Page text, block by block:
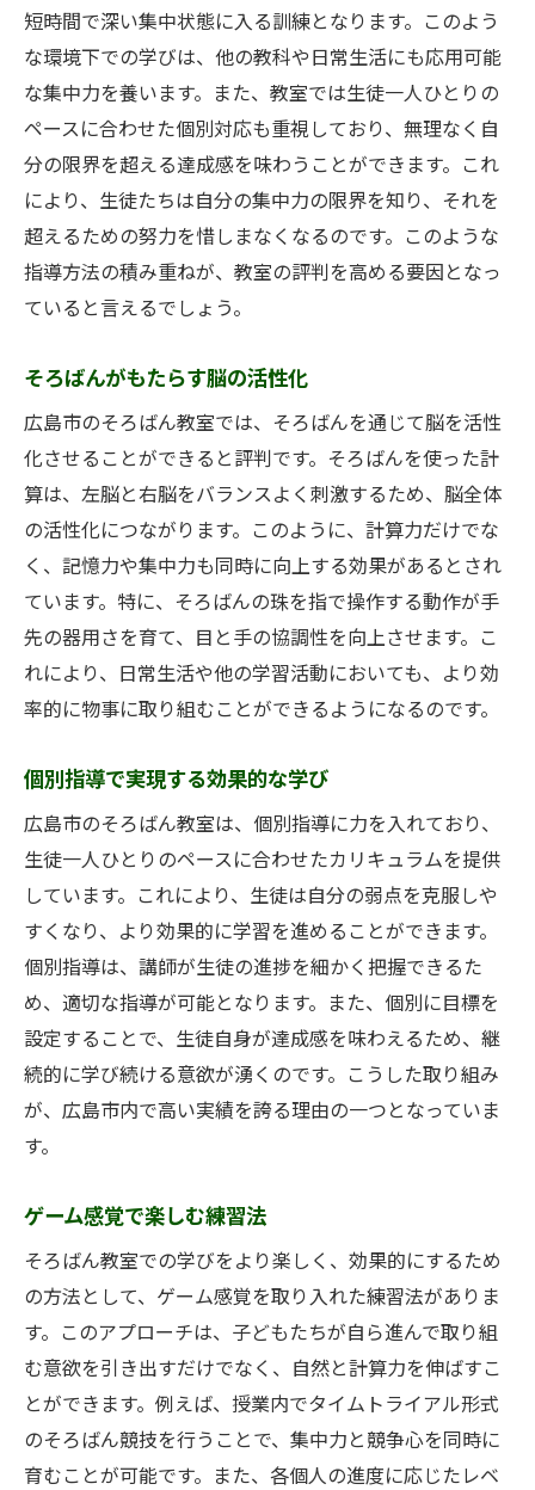
短時間で深い集中状態に入る訓練となります。このよう
な環境下での学びは、他の教科や日常生活にも応用可能
な集中力を養います。また、教室では生徒一人ひとりの
ペースに合わせた個別対応も重視しており、無理なく自
分の限界を超える達成感を味わうことができます。これ
により、生徒たちは自分の集中力の限界を知り、それを
超えるための努力を惜しまなくなるのです。このような
指導方法の積み重ねが、教室の評判を高める要因となっ
ていると言えるでしょう。
そろばんがもたらす脳の活性化
広島市のそろばん教室では、そろばんを通じて脳を活性
化させることができると評判です。そろばんを使った計
算は、左脳と右脳をバランスよく刺激するため、脳全体
の活性化につながります。このように、計算力だけでな
く、記憶力や集中力も同時に向上する効果があるとされ
ています。特に、そろばんの珠を指で操作する動作が手
先の器用さを育て、目と手の協調性を向上させます。こ
れにより、日常生活や他の学習活動においても、より効
率的に物事に取り組むことができるようになるのです。
個別指導で実現する効果的な学び
広島市のそろばん教室は、個別指導に力を入れており、
生徒一人ひとりのペースに合わせたカリキュラムを提供
しています。これにより、生徒は自分の弱点を克服しや
すくなり、より効果的に学習を進めることができます。
個別指導は、講師が生徒の進捗を細かく把握できるた
め、適切な指導が可能となります。また、個別に目標を
設定することで、生徒自身が達成感を味わえるため、継
続的に学び続ける意欲が湧くのです。こうした取り組み
が、広島市内で高い実績を誇る理由の一つとなっていま
す。
ゲーム感覚で楽しむ練習法
そろばん教室での学びをより楽しく、効果的にするため
の方法として、ゲーム感覚を取り入れた練習法がありま
す。このアプローチは、子どもたちが自ら進んで取り組
む意欲を引き出すだけでなく、自然と計算力を伸ばすこ
とができます。例えば、授業内でタイムトライアル形式
のそろばん競技を行うことで、集中力と競争心を同時に
育むことが可能です。また、各個人の進度に応じたレベ